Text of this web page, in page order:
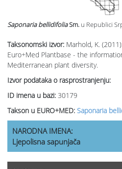
Taksonomski izvor: Marhold, K.
Euro+Med Plantbase - the
Mediterranean plant diversity.
Izvor podataka o rasprostranjenju:
ID imena u bazi: 30179
Takson u EURO+MED: Saponaria
Saponaria bellidifoliaSm. u Republici
NARODNA IMENA:
Ljepolisna sapunjača